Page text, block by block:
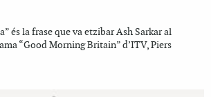
és la frase que va etzibar Ash Sarkar al
“Good Morning Britain” d’ITV, Piers